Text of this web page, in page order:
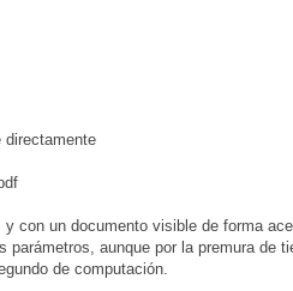
directamente
con un documento visible de forma
parámetros, aunque por la premura de
de computación.